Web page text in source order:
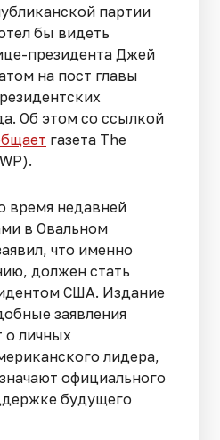
партии
бы видеть
президента Джей
на пост главы
Об этом со ссылкой
газета The
время недавней
в Овальном
что именно
должен стать
США. Издание
заявления
о личных
лидера,
официального
будущего